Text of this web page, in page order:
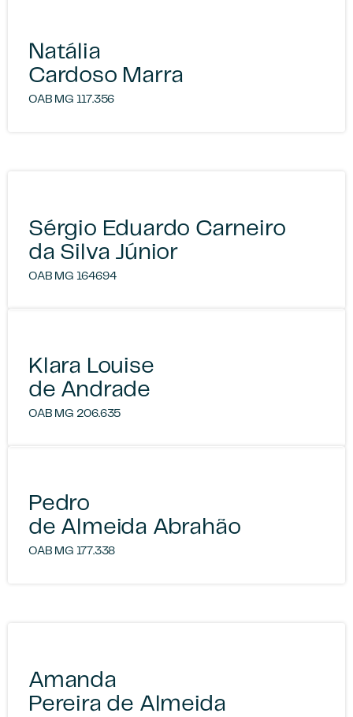
Natália
Cardoso Marra
OAB MG 117.356
Sérgio Eduardo Carneiro
da Silva Júnior
OAB MG 164694
Klara Louise
de Andrade
OAB MG 206.635
Pedro
de Almeida Abrahão
OAB MG 177.338
Amanda
Pereira de Almeida